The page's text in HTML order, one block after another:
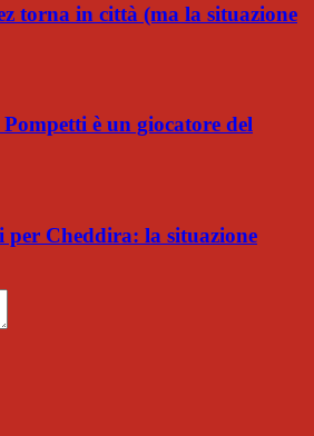
torna in città (ma la situazione
è un giocatore del
per Cheddira: la situazione